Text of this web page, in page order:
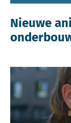
Nieuwe
Lees meer over